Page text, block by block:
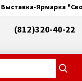
Выставка-Ярмарка
(812)320-40-22